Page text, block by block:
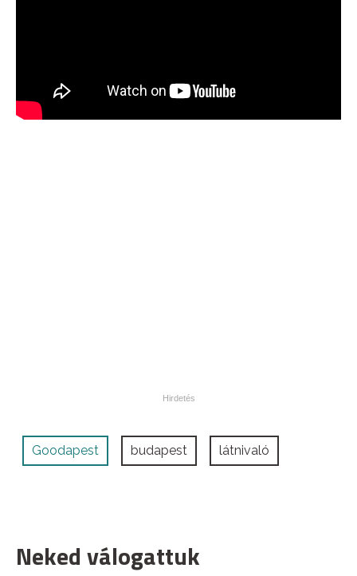
Goodapest budapest látnivaló
Neked válogattuk